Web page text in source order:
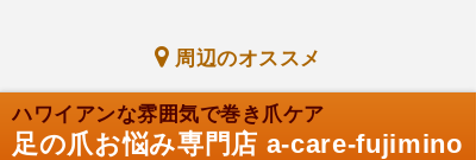
周辺のオススメ
ハワイアンな雰囲気で巻き爪ケア
足の爪お悩み専門店 a-care-fujimino